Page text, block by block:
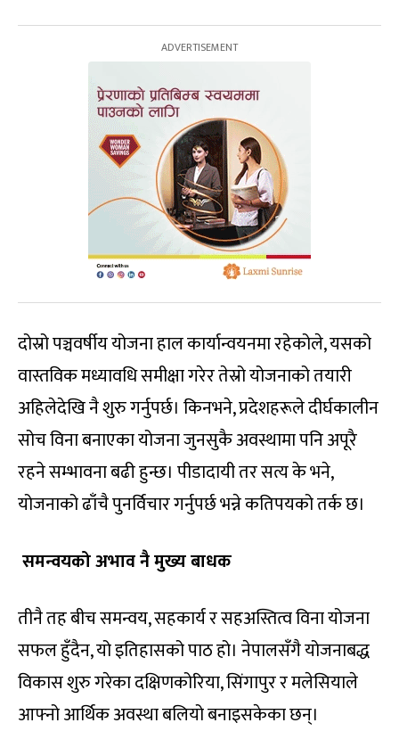
दोस्रो पञ्चवर्षीय योजना हाल कार्यान्वयनमा रहेकोले, यसको
वास्तविक मध्यावधि समीक्षा गरेर तेस्रो योजनाको तयारी
अहिलेदेखि नै शुरु गर्नुपर्छ। किनभने, प्रदेशहरूले दीर्घकालीन
सोच विना बनाएका योजना जुनसुकै अवस्थामा पनि अपूरै
रहने सम्भावना बढी हुन्छ। पीडादायी तर सत्य के भने,
योजनाको ढाँचै पुनर्विचार गर्नुपर्छ भन्ने कतिपयको तर्क छ।
समन्वयको अभाव नै मुख्य बाधक
तीनै तह बीच समन्वय, सहकार्य र सहअस्तित्व विना योजना
सफल हुँदैन, यो इतिहासको पाठ हो। नेपालसँगै योजनाबद्ध
विकास शुरु गरेका दक्षिणकोरिया, सिंगापुर र मलेसियाले
आफ्नो आर्थिक अवस्था बलियो बनाइसकेका छन्।